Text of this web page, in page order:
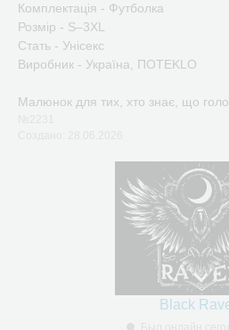
Комплектація - Футболка
Розмір - S–3XL
Стать - Унісекс
Виробник - Україна, ПOTEKLO
Малюнок для тих, хто знає, що
Black